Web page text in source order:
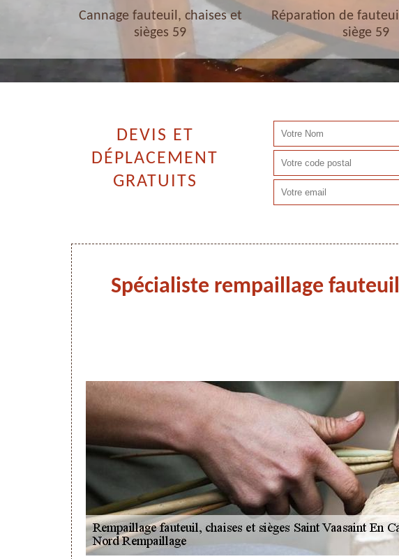
Cannage fauteuil, chaises et
sièges 59
Réparation de
siège 59
DEVIS ET
DÉPLACEMENT
GRATUITS
Spécialiste rempaillage